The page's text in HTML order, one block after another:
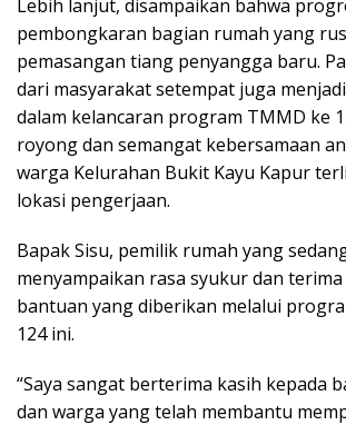
Lebih lanjut, disampaikan bahwa
pembongkaran bagian rumah yang
pemasangan tiang penyangga baru.
dari masyarakat setempat juga
dalam kelancaran program TMMD ke
royong dan semangat kebersamaan
warga Kelurahan Bukit Kayu Kapur
lokasi pengerjaan.
Bapak Sisu, pemilik rumah yang
menyampaikan rasa syukur dan
bantuan yang diberikan melalui
124 ini.
“Saya sangat berterima kasih kepada
dan warga yang telah membantu